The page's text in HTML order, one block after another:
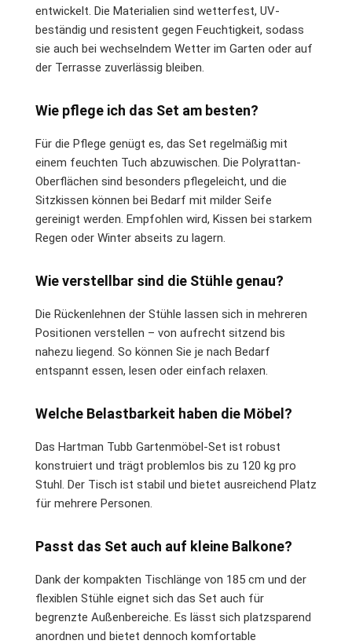
entwickelt. Die Materialien sind wetterfest, UV-
beständig und resistent gegen Feuchtigkeit, sodass
sie auch bei wechselndem Wetter im Garten oder auf
der Terrasse zuverlässig bleiben.
Wie pflege ich das Set am besten?
Für die Pflege genügt es, das Set regelmäßig mit
einem feuchten Tuch abzuwischen. Die Polyrattan-
Oberflächen sind besonders pflegeleicht, und die
Sitzkissen können bei Bedarf mit milder Seife
gereinigt werden. Empfohlen wird, Kissen bei starkem
Regen oder Winter abseits zu lagern.
Wie verstellbar sind die Stühle genau?
Die Rückenlehnen der Stühle lassen sich in mehreren
Positionen verstellen – von aufrecht sitzend bis
nahezu liegend. So können Sie je nach Bedarf
entspannt essen, lesen oder einfach relaxen.
Welche Belastbarkeit haben die Möbel?
Das Hartman Tubb Gartenmöbel-Set ist robust
konstruiert und trägt problemlos bis zu 120 kg pro
Stuhl. Der Tisch ist stabil und bietet ausreichend Platz
für mehrere Personen.
Passt das Set auch auf kleine Balkone?
Dank der kompakten Tischlänge von 185 cm und der
flexiblen Stühle eignet sich das Set auch für
begrenzte Außenbereiche. Es lässt sich platzsparend
anordnen und bietet dennoch komfortable